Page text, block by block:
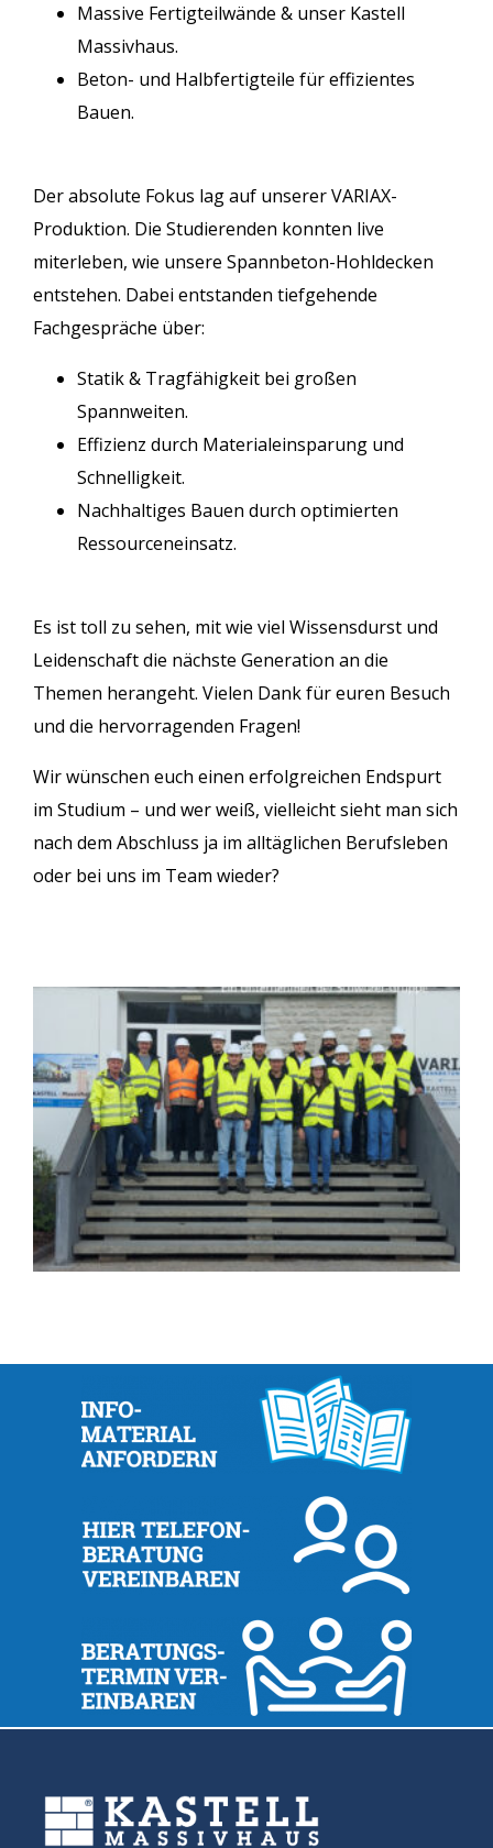
Massive Fertigteilwände & unser Kastell
Massivhaus.
Beton- und Halbfertigteile für effizientes
Bauen.
Der absolute Fokus lag auf unserer VARIAX-
Produktion. Die Studierenden konnten live
miterleben, wie unsere Spannbeton-Hohldecken
entstehen. Dabei entstanden tiefgehende
Fachgespräche über:
Statik & Tragfähigkeit bei großen
Spannweiten.
Effizienz durch Materialeinsparung und
Schnelligkeit.
Nachhaltiges Bauen durch optimierten
Ressourceneinsatz.
Es ist toll zu sehen, mit wie viel Wissensdurst und
Leidenschaft die nächste Generation an die
Themen herangeht. Vielen Dank für euren Besuch
und die hervorragenden Fragen!
Wir wünschen euch einen erfolgreichen Endspurt
im Studium – und wer weiß, vielleicht sieht man sich
nach dem Abschluss ja im alltäglichen Berufsleben
oder bei uns im Team wieder?